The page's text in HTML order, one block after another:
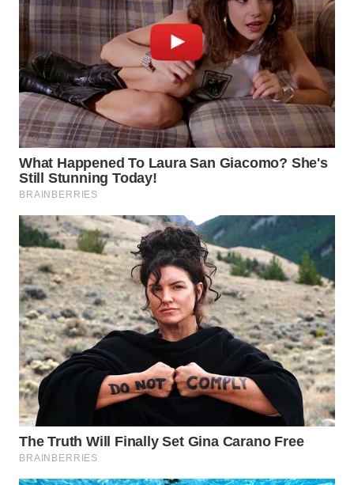
TEBING
TINGGI
WN
PAKPAK
WN
KARAWANG
WN
BEKASI
WN
BOGOR
WN
DEPOK
WN
TAPANULI
UTARA
WN
SAMOSIR